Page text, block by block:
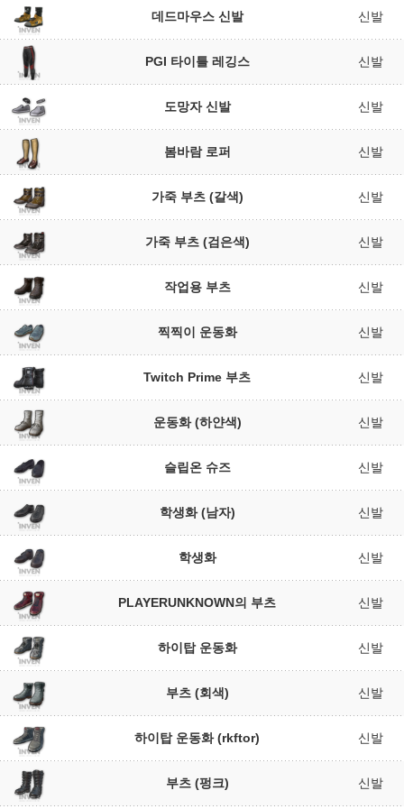
데드마우스 신발 신발
PGI 타이틀 레깅스 신발
도망자 신발 신발
봄바람 로퍼 신발
가죽 부츠 (갈색) 신발
가죽 부츠 (검은색) 신발
작업용 부츠 신발
찍찍이 운동화 신발
Twitch Prime 부츠 신발
운동화 (하얀색) 신발
슬립온 슈즈 신발
학생화 (남자) 신발
학생화 신발
PLAYERUNKNOWN의 부츠 신발
하이탑 운동화 신발
부츠 (회색) 신발
하이탑 운동화 (rkftor) 신발
부츠 (펑크) 신발